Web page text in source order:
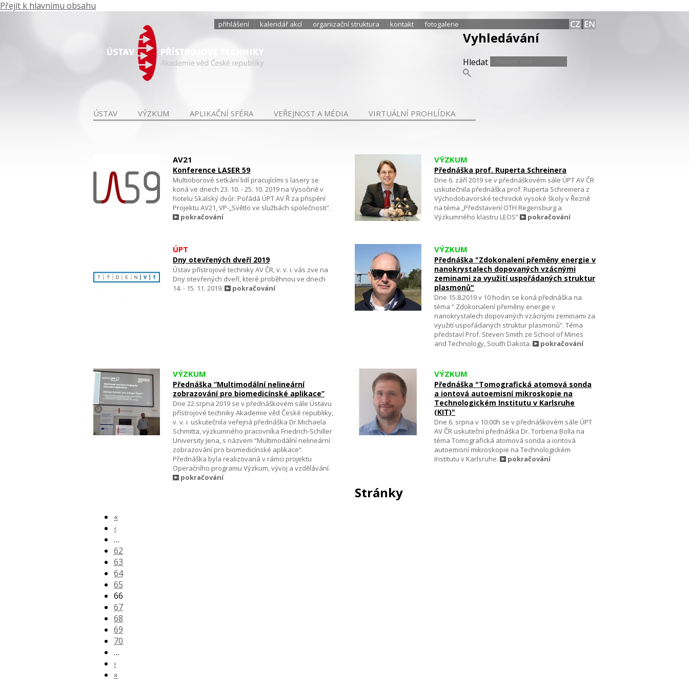
Přejít k hlavnímu obsahu
přihlášení kalendář akcí organizační struktura kontakt fotogalerie
Vyhledávání
Hledat
ÚSTAV VÝZKUM APLIKAČNÍ SFÉRA VEŘEJNOST A MÉDIA VIRTUÁLNÍ PROHLÍDKA
AV21
Konference LASER 59
Multioborové setkání lidí pracujícími s lasery se
koná ve dnech 23. 10. - 25. 10. 2019 na Vysočině v
hotelu Skalský dvůr. Pořádá ÚPT AV Ř za přispění
Projektu AV21, VP-„Světlo ve službách společnosti“.
pokračování
VÝZKUM
Přednáška prof. Ruperta Schreinera
Dne 6. září 2019 se v přednáškovém sále ÚPT AV ČR
uskutečnila přednáška prof. Ruperta Schreinera z
Východobavorské technické vysoké školy v Řezně
na téma „Představení OTH Regensburg a
Výzkumného klastru LEOS“
pokračování
ÚPT
Dny otevřených dveří 2019
Ústav přístrojové techniky AV ČR, v. v. i. vás zve na
Dny otevřených dveří, které proběhnou ve dnech
14. - 15. 11. 2019.
pokračování
VÝZKUM
Přednáška "Zdokonalení přeměny energie v
nanokrystalech dopovaných vzácnými
zeminami za využití uspořádaných struktur
plasmonů"
Dne 15.8.2019 v 10 hodin se koná přednáška na
téma “ Zdokonalení přeměny energie v
nanokrystalech dopovaných vzácnými zeminami za
využití uspořádaných struktur plasmonů“. Téma
představí Prof. Steven Smith ze School of Mines
and Technology, South Dakota.
pokračování
VÝZKUM
Přednáška “Multimodální nelineární
zobrazování pro biomedicínské aplikace”
Dne 22.srpna 2019 se v přednáškovém sále Ústavu
přístrojové techniky Akademie věd České republiky,
v. v. i. uskutečnila veřejná přednáška Dr.Michaela
Schmitta, výzkumného pracovníka Friedrich-Schiller
University Jena, s názvem “Multimodální nelineární
zobrazování pro biomedicínské aplikace”.
Přednáška byla realizovaná v rámci projektu
Operačního programu Výzkum, vývoj a vzdělávání.
pokračování
VÝZKUM
Přednáška "Tomografická atomová sonda
a iontová autoemisní mikroskopie na
Technologickém Institutu v Karlsruhe
(KIT)"
Dne 6. srpna v 10:00h se v přednáškovém sále ÚPT
AV ČR uskuteční přednáška Dr. Torbena Bolla na
téma Tomografická atomová sonda a iontová
autoemisní mikroskopie na Technologickém
Institutu v Karlsruhe.
pokračování
Stránky
«
‹
…
62
63
64
65
66
67
68
69
70
…
›
»